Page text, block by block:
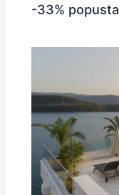
-33% popusta